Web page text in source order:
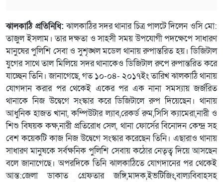
ঝালকাঠি প্রতিনিধি: ঝালকাঠির সদর থানার চিত্র পালটে দিলেন ওসি মো:
তাজুল ইসলাম। তার দক্ষতা ও সাহসী সময় উপযোগী পদক্ষেপে সাধারণ
মানুষের পুলিশি সেবা ও সুশৃঙ্খল মডেল থানায় রুপান্তরিত হয়। ডিজিটাল
যুগের সাথে তাল মিলিয়ে সদর থানাকেও ডিজিটাল রুপে রুপান্তরিত করে
যাচ্ছেন তিনি। জানাগেছে, গত ১০-০৪- ২০১৭ইং তারিখ ঝালকাঠি থানায়
যোগদান করার পর থেকেই একের পর এক নানা সমস্যায় জর্জরিত
থানাকে নিজ উদ্বেগে সংস্কার করে ডিজিটালে রুপ দিয়েছেন। থানায়
আধুনিক হাজত খানা, কম্পিউটার ল্যাব,রেকর্ড রুম,সিসি ক্যামেরা,নারী ও
শিশু বিষয়ক কক্ষ,নারী প্রতিরোধ সেল, থানা ফোর্সের বিনোদন কেন্দ্র সহ
বেশ কয়েকটি কাজ নিজ উদ্বেগে সংস্কার করেছেন তিনি। এছারাও থানায়
সাধারণ মানুষকে সর্বক্ষনিক পুলিশি সেবায় কঠোর নেতৃত্ব দিয়ে আসছেন
বলে জানাগেছে। অপরদিকে তিনি ঝালকাঠিতে যোগদানের পর থেকেই
আন্ত:জেলা ডাকাত গ্রেফতার জঙ্গি,মাদক,ইভটিজিং,বাল্যবিবাহসহ